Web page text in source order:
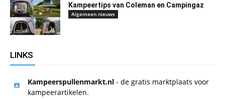
Kampeertips van Coleman en Campingaz
Algemeen nieuws
LINKS
Kampeerspullenmarkt.nl - de gratis marktplaats voor
kampeerartikelen.